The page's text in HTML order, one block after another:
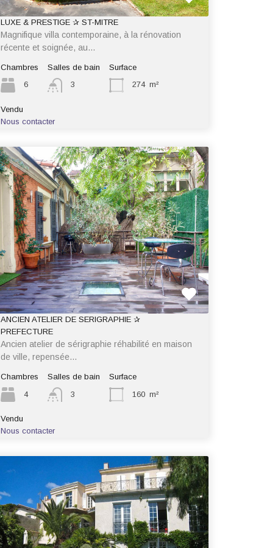
LUXE & PRESTIGE ✰ ST-MITRE
Magnifique villa contemporaine, à la rénovation
récente et soignée, au…
Chambres
6
Salles de bain
3
Surface
274 m²
Vendu
Nous contacter
ANCIEN ATELIER DE SERIGRAPHIE ✰
PREFECTURE
Ancien atelier de sérigraphie réhabilité en maison
de ville, repensée…
Chambres
4
Salles de bain
3
Surface
160 m²
Vendu
Nous contacter